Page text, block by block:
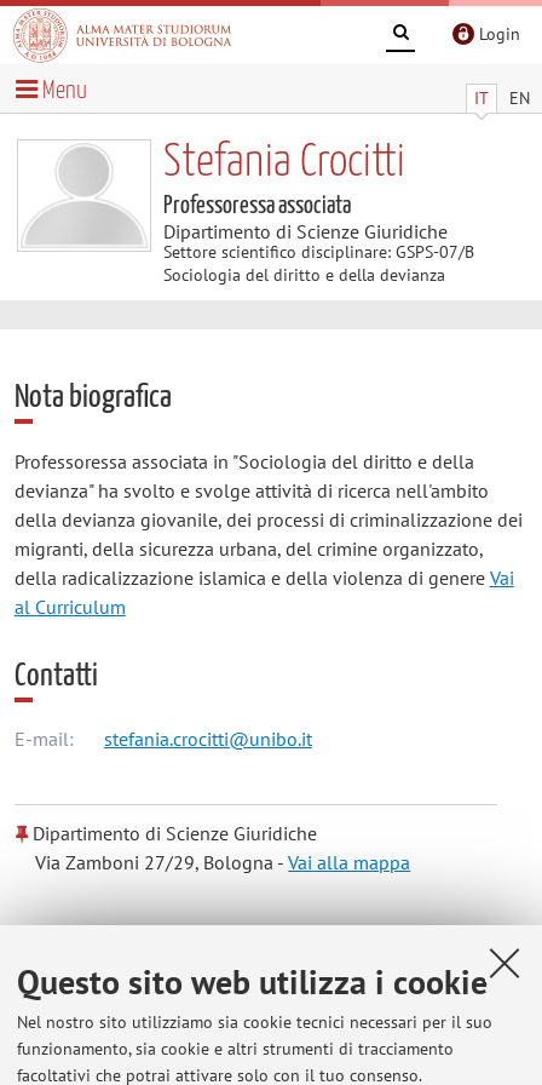
Questo sito web utilizza i cookie
Nel nostro sito utilizziamo sia cookie tecnici necessari per il suo
funzionamento, sia cookie e altri strumenti di tracciamento
facoltativi che potrai attivare solo con il tuo consenso.
Login
IT EN
Menu
Stefania Crocitti
Professoressa associata
Dipartimento di Scienze Giuridiche
Settore scientifico disciplinare: GSPS-07/B
Sociologia del diritto e della devianza
Nota biografica
Professoressa associata in "Sociologia del diritto e della
devianza" ha svolto e svolge attività di ricerca nell'ambito
della devianza giovanile, dei processi di criminalizzazione dei
migranti, della sicurezza urbana, del crimine organizzato,
della radicalizzazione islamica e della violenza di genere Vai
al Curriculum
Contatti
E-mail: stefania.crocitti@unibo.it
Dipartimento di Scienze Giuridiche
Via Zamboni 27/29, Bologna -Vai alla mappa